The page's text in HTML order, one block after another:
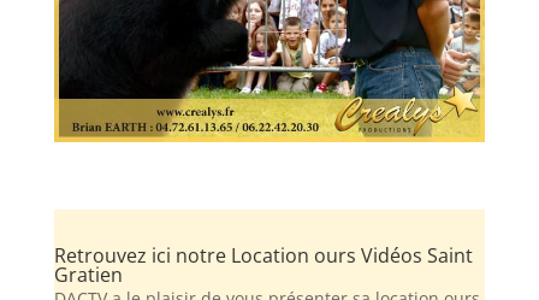
Retrouvez ici notre Location ours Vidéos Saint
Gratien